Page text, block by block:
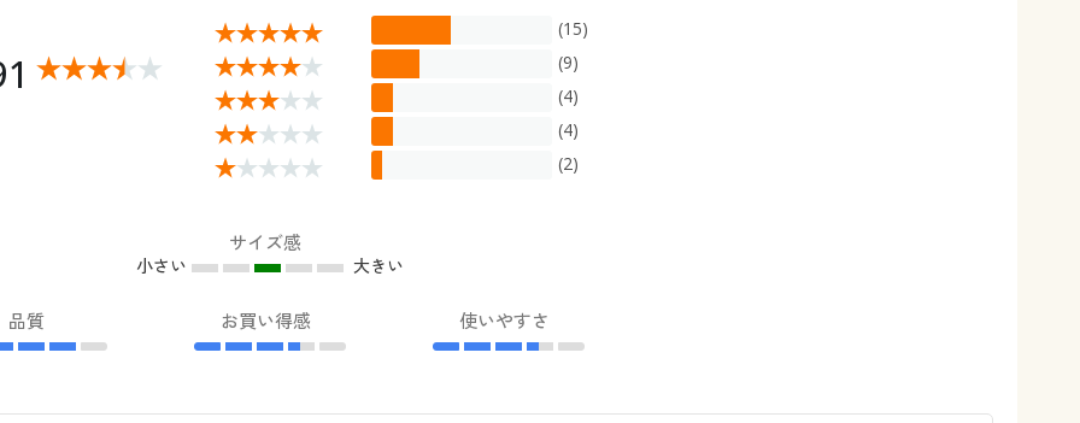
(15)
(9)
(4)
(4)
(2)
サイズ感
小さい 大きい
品質 お買い得感 使いやすさ